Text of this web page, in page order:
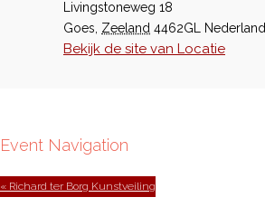
Livingstoneweg 18
Goes Zeeland 4462GL Nederland
Bekijk de site van Locatie
Event Navigation
« Richard ter Borg Kunstveiling